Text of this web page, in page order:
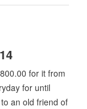
for it from
for until
an old friend of